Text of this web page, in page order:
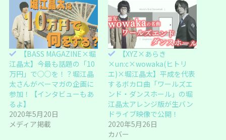
r
で
共
有
(
新
し
い
ウ
ィ
ン
ド
で
開
き
す
)
る
に
は
ク
リ
ッ
ク
し
て
く
だ
さ
い
(
新
し
ィ
ン
ド
【BASS MAGAZINE×堀
江晶太】今最も話題の「10
万円」で○○を！？堀江晶
太さんがベーマガの企画に
参加！【インタビューもあ
るよ】
2020年5月20日
メディア掲載
【XYZ×あらき
×un:c×wowaka(ヒトリ
エ)×堀江晶太】平成を代表
するボカロ曲「ワールズエ
ンド・ダンスホール」の堀
江晶太アレンジ版が生バン
ドライブ映像で公開！
2020年5月26日
カバー